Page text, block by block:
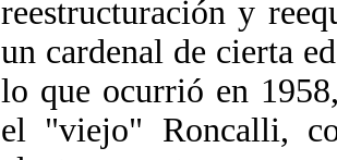
reestructuración y
un cardenal de cierta
lo que ocurrió en
el "viejo" Roncalli,